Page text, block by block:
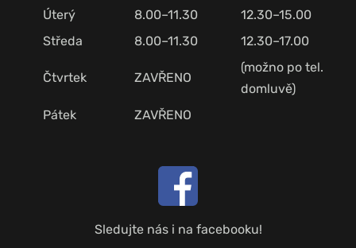
Úterý
8.00–11.30
12.30–15.00
Středa
8.00–11.30 12.30–17.00
Čtvrtek ZAVŘENO
(možno po tel.
domluvě)
Pátek
ZAVŘENO
Sledujte nás i na facebooku!